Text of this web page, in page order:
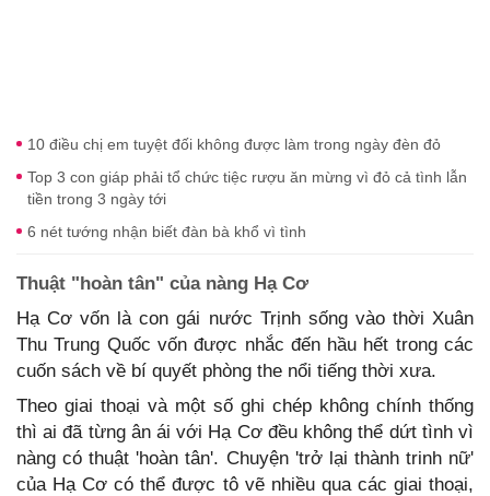
10 điều chị em tuyệt đối không được làm trong ngày đèn đỏ
Top 3 con giáp phải tổ chức tiệc rượu ăn mừng vì đỏ cả tình lẫn
tiền trong 3 ngày tới
6 nét tướng nhận biết đàn bà khổ vì tình
Thuật "hoàn tân" của nàng Hạ Cơ
Hạ Cơ vốn là con gái nước Trịnh sống vào thời Xuân
Thu Trung Quốc vốn được nhắc đến hầu hết trong các
cuốn sách về bí quyết phòng the nổi tiếng thời xưa.
Theo giai thoại và một số ghi chép không chính thống
thì ai đã từng ân ái với Hạ Cơ đều không thể dứt tình vì
nàng có thuật 'hoàn tân'. Chuyện 'trở lại thành trinh nữ'
của Hạ Cơ có thể được tô vẽ nhiều qua các giai thoại,